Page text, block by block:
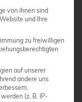
Backups
gesichert
ist ein
Systeme
von ihnen sind
und Ihre
zu freiwilligen
auf unserer
andere uns
(z. B. IP-